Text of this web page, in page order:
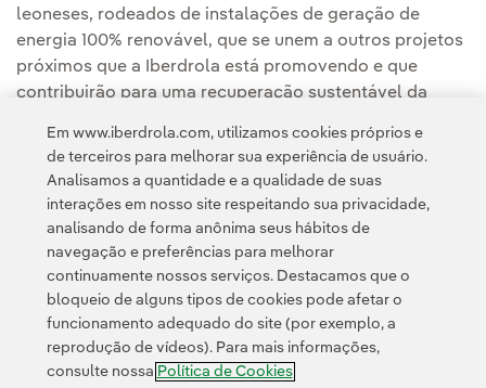
leoneses, rodeados de instalações de geração de
energia 100% renovável, que se unem a outros projetos
próximos que a Iberdrola está promovendo e que
contribuirão para uma recuperação sustentável da
Política de Privacidade Informação legal
Transparência no uso da IA Política de cookies Configuração de cookies
Acessibilidade Canal de denúncias
Em www.iberdrola.com, utilizamos cookies próprios e
de terceiros para melhorar sua experiência de usuário.
Analisamos a quantidade e a qualidade de suas
interações em nosso site respeitando sua privacidade,
analisando de forma anônima seus hábitos de
navegação e preferências para melhorar
continuamente nossos serviços. Destacamos que o
bloqueio de alguns tipos de cookies pode afetar o
funcionamento adequado do site (por exemplo, a
reprodução de vídeos). Para mais informações,
consulte nossa Política de Cookies